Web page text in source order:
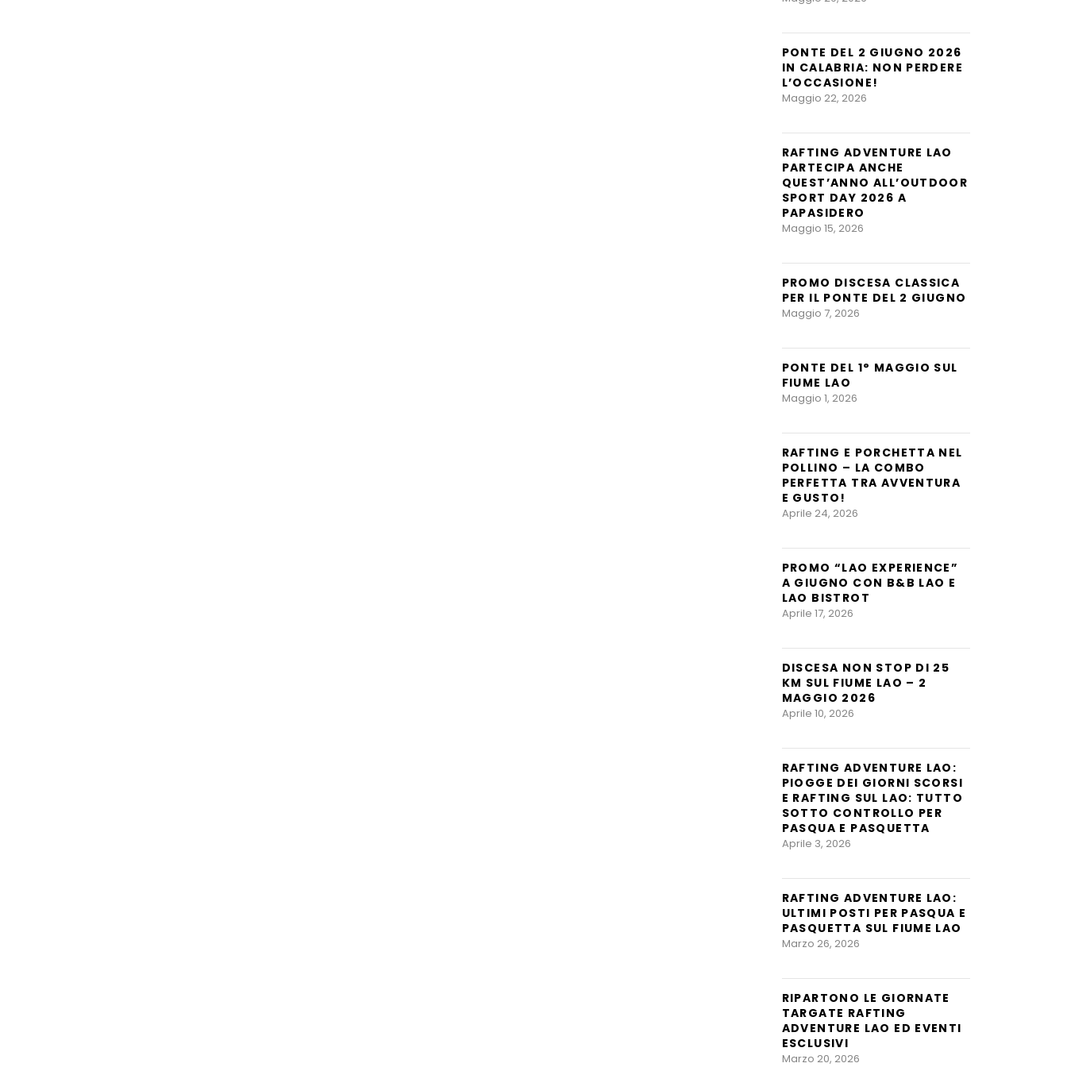
PONTE DEL 2 GIUGNO 2026
IN CALABRIA: NON PERDERE
L’OCCASIONE!
Maggio 22, 2026
RAFTING ADVENTURE LAO
PARTECIPA ANCHE
QUEST’ANNO ALL’OUTDOOR
SPORT DAY 2026 A
PAPASIDERO
Maggio 15, 2026
PROMO DISCESA CLASSICA
PER IL PONTE DEL 2 GIUGNO
Maggio 7, 2026
PONTE DEL 1° MAGGIO SUL
FIUME LAO
Maggio 1, 2026
RAFTING E PORCHETTA NEL
POLLINO – LA COMBO
PERFETTA TRA AVVENTURA
E GUSTO!
Aprile 24, 2026
PROMO “LAO EXPERIENCE”
A GIUGNO CON B&B LAO E
LAO BISTROT
Aprile 17, 2026
DISCESA NON STOP DI 25
KM SUL FIUME LAO – 2
MAGGIO 2026
Aprile 10, 2026
RAFTING ADVENTURE LAO:
PIOGGE DEI GIORNI SCORSI
E RAFTING SUL LAO: TUTTO
SOTTO CONTROLLO PER
PASQUA E PASQUETTA
Aprile 3, 2026
RAFTING ADVENTURE LAO:
ULTIMI POSTI PER PASQUA E
PASQUETTA SUL FIUME LAO
Marzo 26, 2026
RIPARTONO LE GIORNATE
TARGATE RAFTING
ADVENTURE LAO ED EVENTI
ESCLUSIVI
Marzo 20, 2026